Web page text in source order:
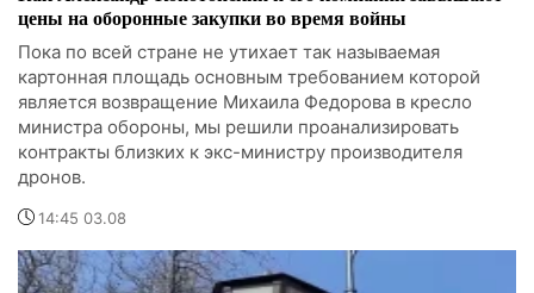
цены на оборонные закупки во время войны
Пока по всей стране не утихает так называемая
картонная площадь основным требованием которой
является возвращение Михаила Федорова в кресло
министра обороны, мы решили проанализировать
контракты близких к экс-министру производителя
дронов.
14:45 03.08